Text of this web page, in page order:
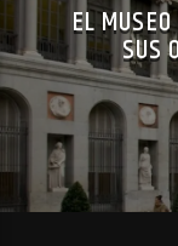
EL
SUS